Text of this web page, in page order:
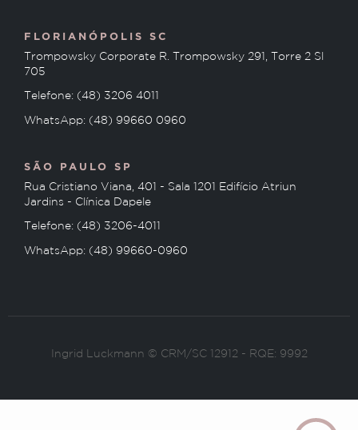
FLORIANÓPOLIS SC
Trompowsky Corporate R. Trompowsky 291, Torre 2 Sl
705
Telefone: (48) 3206 4011
WhatsApp: (48) 99660 0960
SÃO PAULO SP
Rua Cristiano Viana, 401 - Sala 1201 Edifício Atriun
Jardins - Clínica Dapele
Telefone: (48) 3206-4011
WhatsApp: (48) 99660-0960
Ingrid Luckmann © CRM/SC 12912 - RQE: 9992